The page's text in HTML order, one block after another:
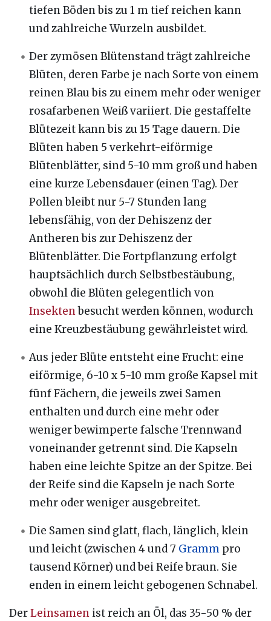
tiefen Böden bis zu 1 m tief reichen kann
und zahlreiche Wurzeln ausbildet.
Der zymösen Blütenstand trägt zahlreiche
Blüten, deren Farbe je nach Sorte von einem
reinen Blau bis zu einem mehr oder weniger
rosafarbenen Weiß variiert. Die gestaffelte
Blütezeit kann bis zu 15 Tage dauern. Die
Blüten haben 5 verkehrt-eiförmige
Blütenblätter, sind 5-10 mm groß und haben
eine kurze Lebensdauer (einen Tag). Der
Pollen bleibt nur 5-7 Stunden lang
lebensfähig, von der Dehiszenz der
Antheren bis zur Dehiszenz der
Blütenblätter. Die Fortpflanzung erfolgt
hauptsächlich durch Selbstbestäubung,
obwohl die Blüten gelegentlich von
Insektenbesucht werden können, wodurch
eine Kreuzbestäubung gewährleistet wird.
Aus jeder Blüte entsteht eine Frucht: eine
eiförmige, 6-10 x 5-10 mm große Kapsel mit
fünf Fächern, die jeweils zwei Samen
enthalten und durch eine mehr oder
weniger bewimperte falsche Trennwand
voneinander getrennt sind. Die Kapseln
haben eine leichte Spitze an der Spitze. Bei
der Reife sind die Kapseln je nach Sorte
mehr oder weniger ausgebreitet.
Die Samen sind glatt, flach, länglich, klein
und leicht (zwischen 4 und 7 Gramm pro
tausend Körner) und bei Reife braun. Sie
enden in einem leicht gebogenen Schnabel.
DerLeinsamen ist reich an Öl, das 35-50 % der